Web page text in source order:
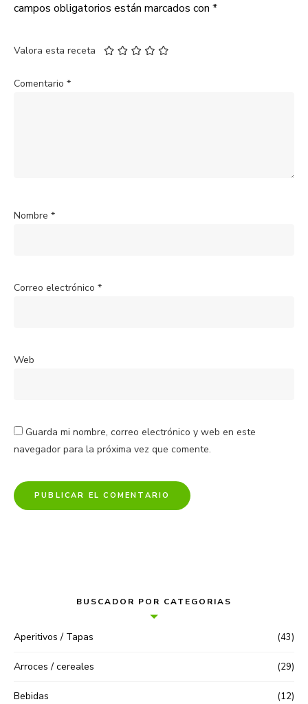
campos obligatorios están marcados con *
Valora esta receta
Comentario *
Nombre *
Correo electrónico *
Web
Guarda mi nombre, correo electrónico y web en este
navegador para la próxima vez que comente.
BUSCADOR POR CATEGORIAS
Aperitivos / Tapas (43)
Arroces / cereales (29)
Bebidas (12)